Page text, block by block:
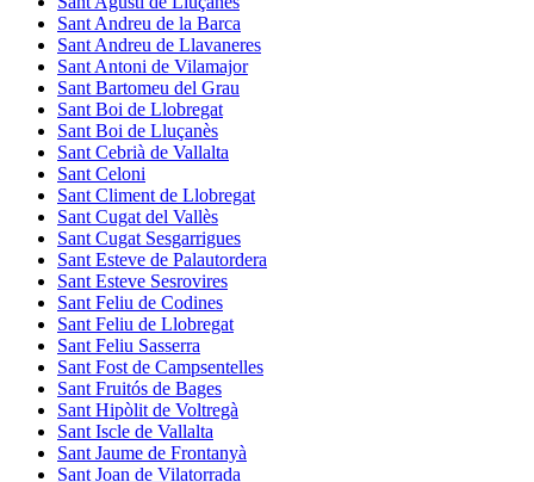
Sant Andreu de la Barca
Sant Andreu de Llavaneres
Sant Antoni de Vilamajor
Sant Bartomeu del Grau
Sant Boi de Llobregat
Sant Boi de Lluçanès
Sant Cebrià de Vallalta
Sant Celoni
Sant Climent de Llobregat
Sant Cugat del Vallès
Sant Cugat Sesgarrigues
Sant Esteve de Palautordera
Sant Esteve Sesrovires
Sant Feliu de Codines
Sant Feliu de Llobregat
Sant Feliu Sasserra
Sant Fost de Campsentelles
Sant Fruitós de Bages
Sant Hipòlit de Voltregà
Sant Iscle de Vallalta
Sant Jaume de Frontanyà
Sant Joan de Vilatorrada